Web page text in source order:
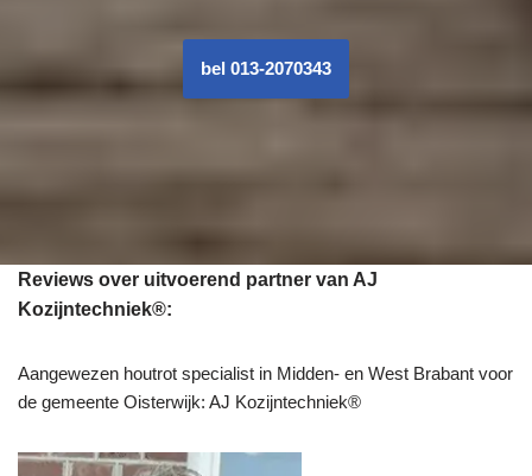
bel 013-2070343
Reviews over uitvoerend partner van AJ
Kozijntechniek®:
Aangewezen houtrot specialist in Midden- en West Brabant voor
de gemeente Oisterwijk: AJ Kozijntechniek®